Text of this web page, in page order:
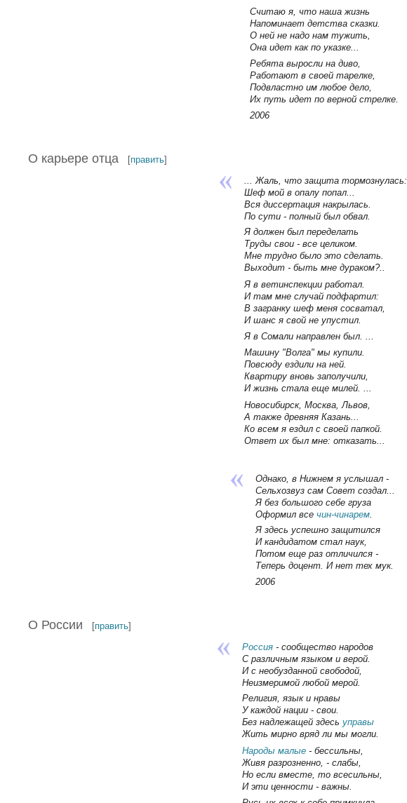
Считаю я, что наша жизнь
Напоминает детства сказки.
О ней не надо нам тужить,
Она идет как по указке...
Ребята выросли на диво,
Работают в своей тарелке,
Подвластно им любое дело,
Их путь идет по верной стрелке.
2006
О карьере отца [править]
... Жаль, что защита тормознулась:
Шеф мой в опалу попал...
Вся диссертация накрылась.
По сути - полный был обвал.
Я должен был переделать
Труды свои - все целиком.
Мне трудно было это сделать.
Выходит - быть мне дураком?..
Я в ветинспекции работал.
И там мне случай подфартил:
В загранку шеф меня сосватал,
И шанс я свой не упустил.
Я в Сомали направлен был. ...
Машину "Волга" мы купили.
Повсюду ездили на ней.
Квартиру вновь заполучили,
И жизнь стала еще милей. ...
Новосибирск, Москва, Львов,
А также древняя Казань...
Ко всем я ездил с своей папкой.
Ответ их был мне: отказать...
Однако, в Нижнем я услышал -
Сельхозвуз сам Совет создал...
Я без большого себе груза
Оформил все чин-чинарем
Я здесь успешно защитился
И кандидатом стал наук,
Потом еще раз отличился -
Теперь доцент. И нет тех мук.
2006
О России [править]
Россия- сообщество народов
С различным языком и верой.
И с необузданной свободой,
Неизмеримой любой мерой.
Религия, язык и нравы
У каждой нации - свои.
Без надлежащей здесь управы
Жить мирно вряд ли мы могли.
Народы малые- бессильны,
Живя разрозненно, - слабы,
Но если вместе, то всесильны,
И эти ценности - важны.